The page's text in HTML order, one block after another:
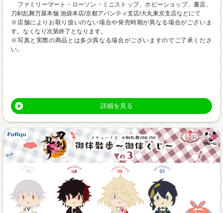
ファミリーマート・ローソン・ミニストップ、ホビーショップ、書店、
刀剣乱舞万屋本舗 池袋本店/京都アバンティ支店/大丸東京支店などにて
※店舗によりお取り扱いのない場合や発売時期が異なる場合がございま
す。なくなり次第終了となります。
※写真と実際の商品とは多少異なる場合がございますのでご了承くださ
い。
詳細を見る